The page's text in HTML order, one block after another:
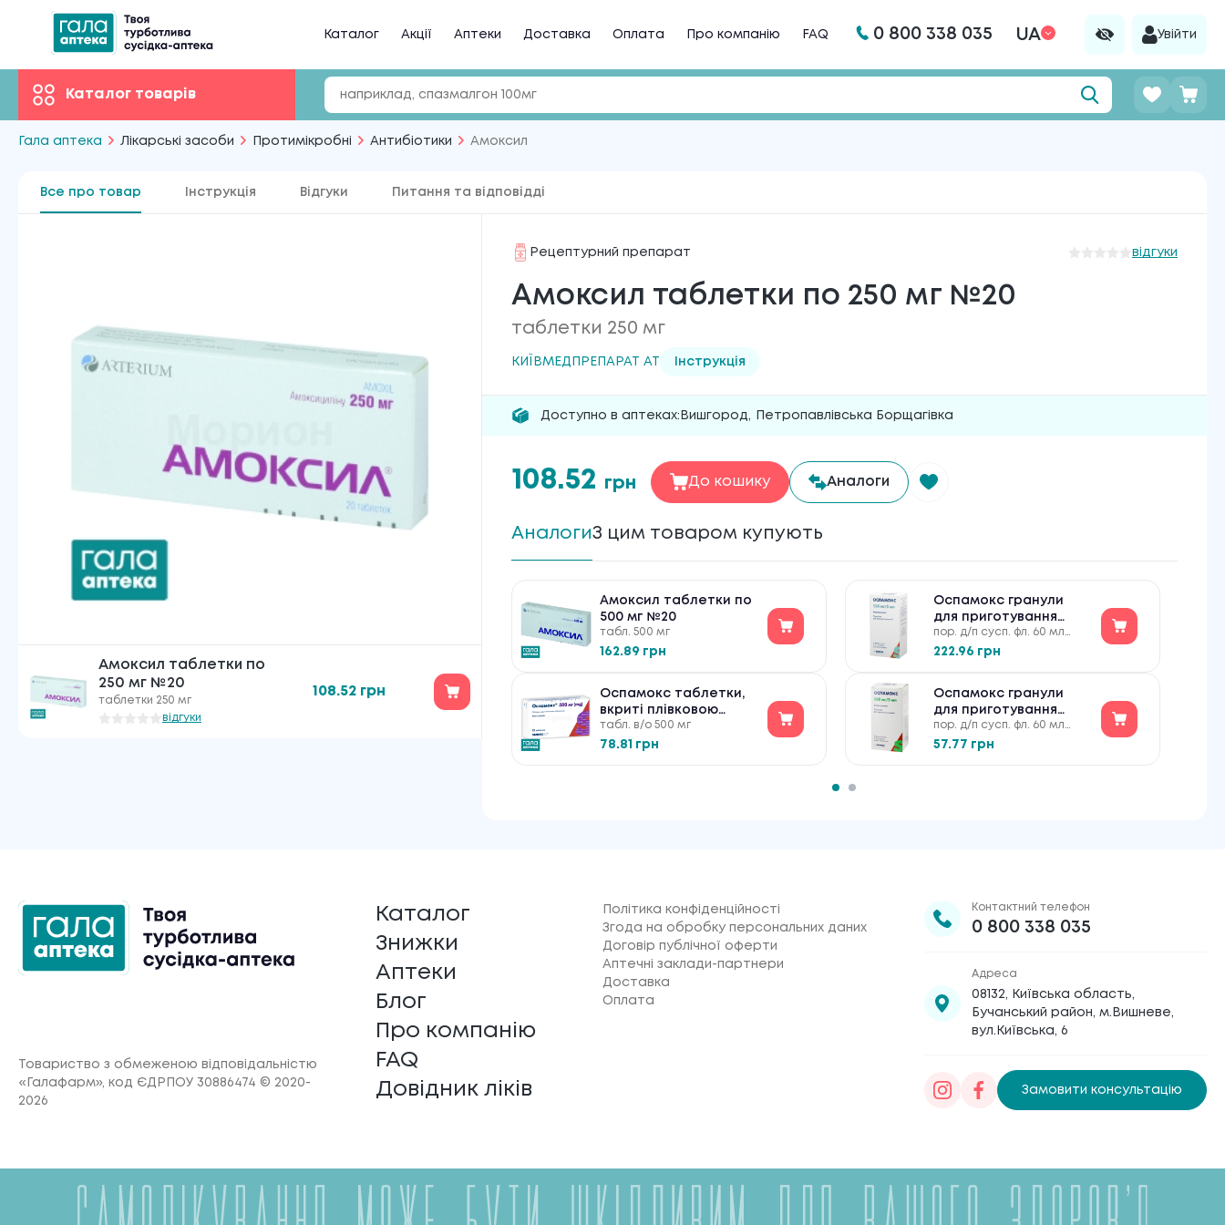
Каталог Акції Аптеки Доставка Оплата Про компанію FAQ 0 800 338 035 UA Увійти
Каталог товарів
Гала аптека Лікарські засоби Протимікробні Антибіотики Амоксил
Все про товар Інструкція Відгуки Питання та відповідді
Амоксил таблетки по
250 мг №20
таблетки 250 мг
відгуки
108.52 грн
Рецептурний препарат відгуки
Амоксил таблетки по 250 мг №20
таблетки 250 мг
КИЇВМЕДПРЕПАРАТ АТ Інструкція
Доступно в аптеках: Вишгород, Петропавлівська Борщагівка
108.52 грн До кошику Аналоги
АналогиЗ цим товаром купують
Амоксил таблетки по
500 мг №20
табл. 500 мг
162.89 грн
Оспамокс таблетки,
вкриті плівковою
оболонкою по 500 мг
№12
табл. в/о 500 мг
78.81 грн
Оспамокс гранули
для приготування
суспензії для
перорального застос.
пор. д/п сусп. фл. 60 мл
125мг/5мл
222.96 грн
Оспамокс гранули
для приготування
суспензії для
перорального застос.
пор. д/п сусп. фл. 60 мл
250мг/5мл
57.77 грн
Товариство з обмеженою відповідальністю
«Галафарм», код ЄДРПОУ 30886474 © 2020-
2026
Каталог
Знижки
Аптеки
Блог
Про компанію
FAQ
Довідник ліків
Політика конфіденційності
Згода на обробку персональних даних
Договір публічної оферти
Аптечні заклади-партнери
Доставка
Оплата
Контактний телефон
0 800 338 035
Адреса
08132, Київська область,
Бучанський район, м.Вишневе,
вул.Київська, 6
Замовити консультацію